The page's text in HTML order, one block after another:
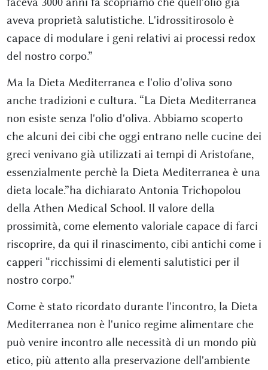
aveva proprietà salutistiche. L'idrossitirosolo è
capace di modulare i geni relativi ai processi redox
del nostro corpo.”
Ma la Dieta Mediterranea e l'olio d'oliva sono
anche tradizioni e cultura. “La Dieta Mediterranea
non esiste senza l'olio d'oliva. Abbiamo scoperto
che alcuni dei cibi che oggi entrano nelle cucine dei
greci venivano già utilizzati ai tempi di Aristofane,
essenzialmente perchè la Dieta Mediterranea è una
dieta locale.”ha dichiarato Antonia Trichopolou
della Athen Medical School. Il valore della
prossimità, come elemento valoriale capace di farci
riscoprire, da qui il rinascimento, cibi antichi come i
capperi “ricchissimi di elementi salutistici per il
nostro corpo.”
Come è stato ricordato durante l'incontro, la Dieta
Mediterranea non è l'unico regime alimentare che
può venire incontro alle necessità di un mondo più
etico, più attento alla preservazione dell'ambiente